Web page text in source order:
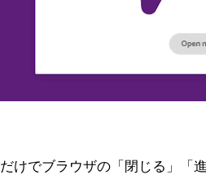
けでブラウザの「閉じる」「